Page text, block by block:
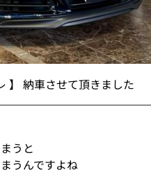
】 納車させて頂きました
うと
うんですよね